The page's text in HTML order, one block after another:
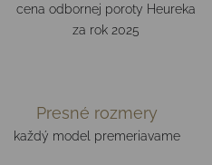
cena odbornej poroty Heureka
za rok 2025
Presné rozmery
každý model premeriavame